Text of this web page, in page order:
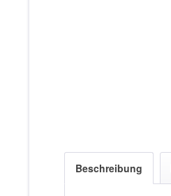
Beschreibung